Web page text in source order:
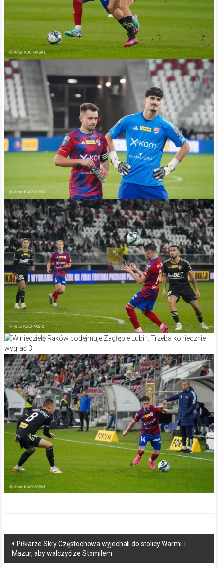
Post
navigation
Piłkarze Skry Częstochowa wyjechali do stolicy Warmii i
Mazur, aby walczyć ze Stomilem